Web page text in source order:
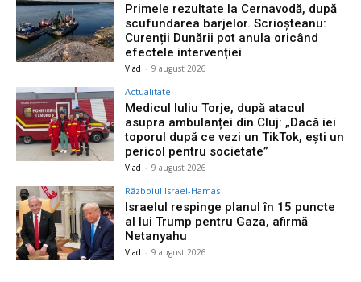
Primele rezultate la Cernavodă, după
scufundarea barjelor. Scrioșteanu:
Curenții Dunării pot anula oricând
efectele intervenției
Vlad - 9 august 2026
Actualitate
Medicul Iuliu Torje, după atacul
asupra ambulanței din Cluj: „Dacă iei
toporul după ce vezi un TikTok, ești un
pericol pentru societate”
Vlad - 9 august 2026
Războiul Israel-Hamas
Israelul respinge planul în 15 puncte
al lui Trump pentru Gaza, afirmă
Netanyahu
Vlad - 9 august 2026